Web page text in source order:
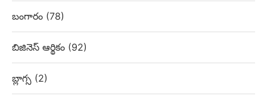
బంగారం (78)
బిజినెస్ ఆర్థికం (92)
బ్లాగ్స (2)